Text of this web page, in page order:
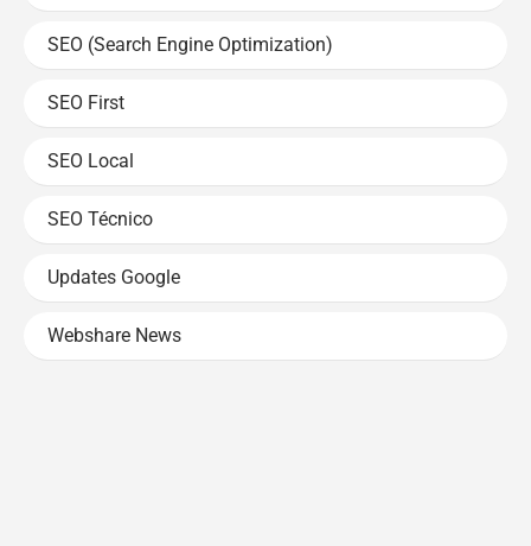
SEO (Search Engine Optimization)
SEO First
SEO Local
SEO Técnico
Updates Google
Webshare News